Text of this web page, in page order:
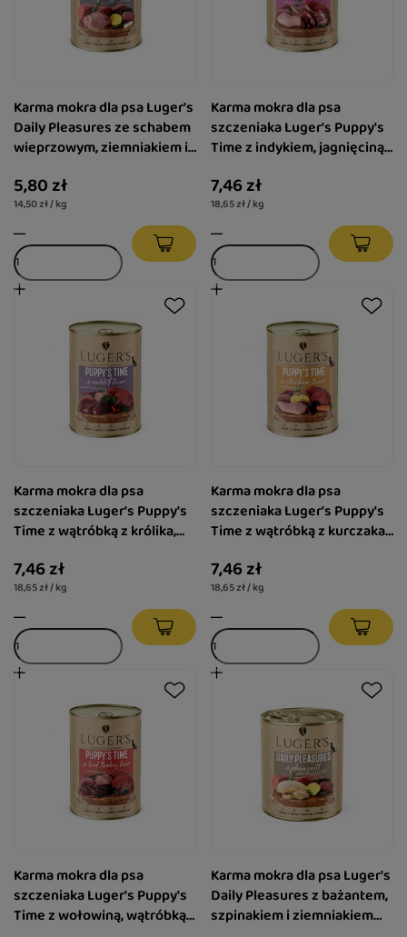
Karma mokra dla psa Luger's
Daily Pleasures ze schabem
wieprzowym, ziemniakiem i
5,80 zł
14,50 zł / kg
Karma mokra dla psa
szczeniaka Luger's Puppy's
Time z indykiem, jagnięciną i
7,46 zł
18,65 zł / kg
Karma mokra dla psa
szczeniaka Luger's Puppy's
Time z wątróbką z królika,
7,46 zł
18,65 zł / kg
Karma mokra dla psa
szczeniaka Luger's Puppy's
Time z wątróbką z kurczaka,
400 g
7,46 zł
18,65 zł / kg
Karma mokra dla psa
szczeniaka Luger's Puppy's
Time z wołowiną, wątróbką z
Karma mokra dla psa Luger's
Daily Pleasures z bażantem,
szpinakiem i ziemniakiem